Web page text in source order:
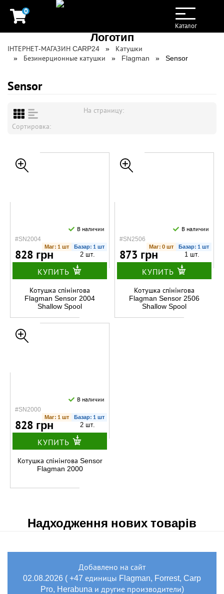
0
Toggle
navigation
Каталог
ІНТЕРНЕТ-МАГАЗИН CARP24
Катушки
Безинерционные катушки
Flagman Sensor
Sensor
На страницу:
Сортировка:
#SN2004
В наличии
Маг: 1 шт Базар: 1 шт
828 грн 2 шт.
КУПИТЬ
Котушка спінінгова
Flagman Sensor 2004
Shallow Spool
#SN2506
В наличии
Маг: 0 шт Базар: 1 шт
873 грн 1 шт.
КУПИТЬ
Котушка спінінгова
Flagman Sensor 2506
Shallow Spool
#SN2000
В наличии
Маг: 1 шт Базар: 1 шт
828 грн 2 шт.
КУПИТЬ
Котушка спінінгова Sensor
Flagman 2000
Надходження нових товарів
Добавлено на сайт
02.08.2026 ( +47 единицы Flagman, Forrest, Carp
Pro, Herabuna и другие производители)